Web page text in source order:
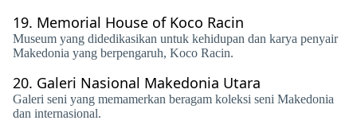
19. Memorial House of Koco Racin
Museum yang didedikasikan untuk kehidupan dan karya penyair
Makedonia yang berpengaruh, Koco Racin.
20. Galeri Nasional Makedonia Utara
Galeri seni yang memamerkan beragam koleksi seni Makedonia
dan internasional.